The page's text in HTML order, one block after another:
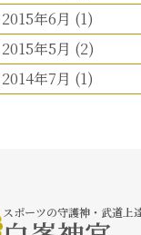
2015年6月 (1)
2015年5月 (2)
2014年7月 (1)
スポーツの守護神・武道上